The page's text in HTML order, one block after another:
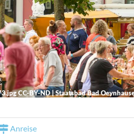
CC-BY-ND|Staatsbad Bad
Anreise